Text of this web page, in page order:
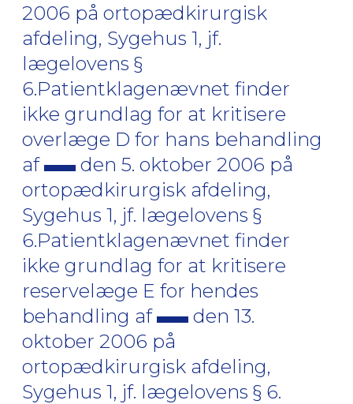
2006 på ortopædkirurgisk
afdeling, Sygehus 1, jf.
lægelovens §
6.Patientklagenævnet finder
ikke grundlag for at kritisere
overlæge D for hans behandling
af
den 5. oktober 2006 på
ortopædkirurgisk afdeling,
Sygehus 1, jf. lægelovens §
6.Patientklagenævnet finder
ikke grundlag for at kritisere
reservelæge E for hendes
behandling af
den 13.
oktober 2006 på
ortopædkirurgisk afdeling,
Sygehus 1, jf. lægelovens § 6.